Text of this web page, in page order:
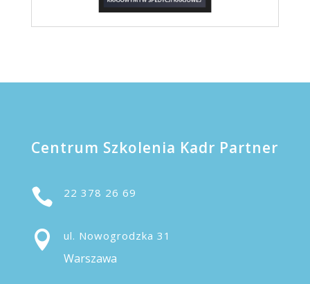
Centrum Szkolenia Kadr Partner
 22 378 26 69
 ul. Nowogrodzka 31
Warszawa